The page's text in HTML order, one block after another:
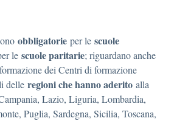
obbligatorie per le scuole
le scuole paritarie; riguardano anche
dei Centri di formazione
delle regioni che hanno aderito alla
Lazio, Liguria, Lombardia,
Puglia, Sardegna, Sicilia, Toscana,